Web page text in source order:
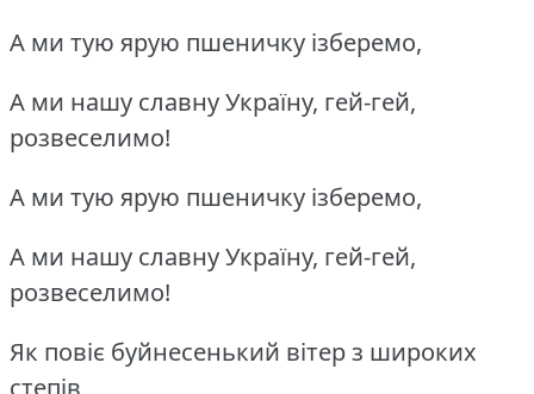
А ми тую ярую пшеничку ізберемо,
А ми нашу славну Україну, гей-гей,
розвеселимо!
А ми тую ярую пшеничку ізберемо,
А ми нашу славну Україну, гей-гей,
розвеселимо!
Як повіє буйнесенький вітер з широких
степів,